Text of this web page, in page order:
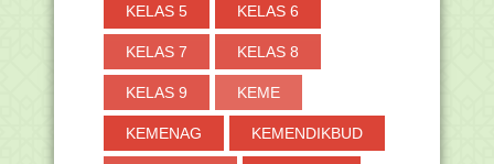
KELAS 5 KELAS 6
KELAS 7 KELAS 8
KELAS 9 KEME
KEMENAG KEMENDIKBUD